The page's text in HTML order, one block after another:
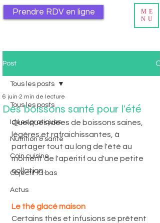
Prendre RDV en ligne
ME
NU
Post
Tous les posts
Idées pratiques
Nutrition & santé
Coin cuisine
Objectif IG bas
Actus
Tous les posts
Des boissons santé pour l'été
6 juin 2 min de lecture
Quelques idées de boissons saines,
légères et rafraichissantes, à
partager tout au long de l'été au
moment de l'apéritif ou d'une petite
collation.
Le thé glacé maison
Certains thés et infusions se prêtent